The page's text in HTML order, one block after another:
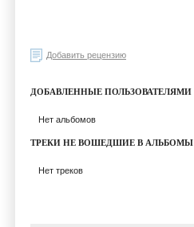
Добавить рецензию
ДОБАВЛЕННЫЕ ПОЛЬЗОВАТЕЛЯМИ
Нет альбомов
ТРЕКИ НЕ ВОШЕДШИЕ В АЛЬБОМЫ
Нет треков